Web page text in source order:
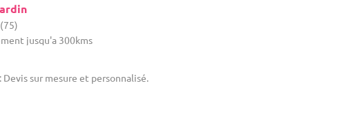
jusqu'a 300kms
Devis sur mesure et personnalisé.